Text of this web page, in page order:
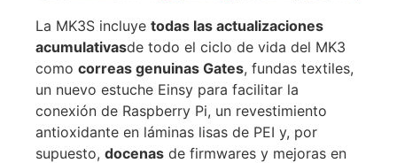
La MK3S incluye todas las actualizaciones
acumulativasde todo el ciclo de vida del MK3
como correas genuinas Gates, fundas textiles,
un nuevo estuche Einsy para facilitar la
conexión de Raspberry Pi, un revestimiento
antioxidante en láminas lisas de PEI y, por
supuesto, docenas de firmwares y mejoras en